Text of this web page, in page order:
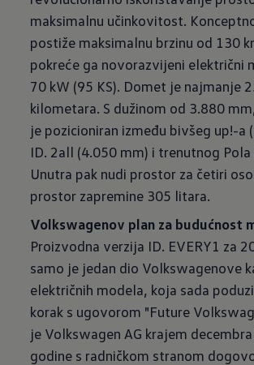
maksimalnu učinkovitost.
postiže maksimalnu brzinu od 130
pokreće ga novorazvijeni električni
70 kW (95 KS). Domet je najmanje
kilometara. S dužinom od 3.880
je pozicioniran između bivšeg up!-a
ID. 2all (4.050 mm) i trenutnog
Unutra pak nudi prostor za četiri
prostor zapremine 305 litara.
Volkswagenov plan za budućnost
Proizvodna verzija ID. EVERY1 za
samo je jedan dio Volkswagenove
električnih modela, koja sada
korak s ugovorom "Future
je Volkswagen AG krajem
godine s radničkom stranom